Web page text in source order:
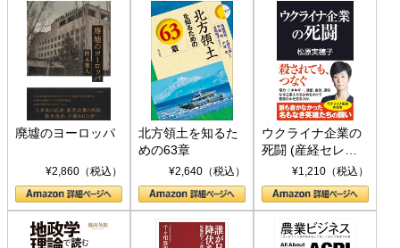
廃墟のヨーロッパ
¥2,860（税込）
北方領土を知るた
めの63章
¥2,640（税込）
ウクライナ企業の
死闘 (産経セレク
ト S 039)¥1,210（税込）